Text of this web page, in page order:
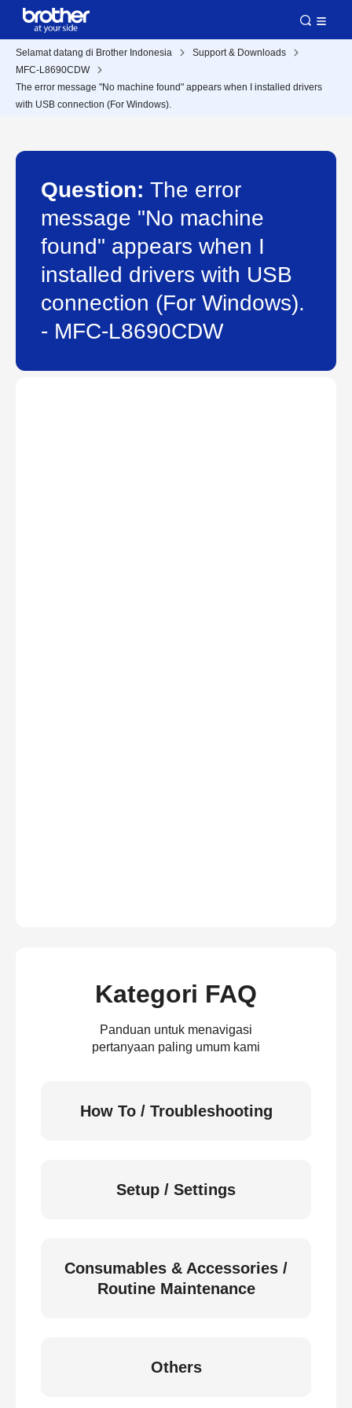
Selamat datang di Brother Indonesia
Support & Downloads
MFC-L8690CDW
The error message "No machine found" appears when I installed drivers
with USB connection (For Windows).
Question: The error
message "No machine
found" appears when I
installed drivers with USB
connection (For Windows).
- MFC-L8690CDW
Kategori FAQ
Panduan untuk menavigasi
pertanyaan paling umum kami
How To / Troubleshooting
Setup / Settings
Consumables & Accessories /
Routine Maintenance
Others